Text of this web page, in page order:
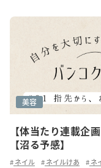
【体当たり連載企
【沼る予感】
美容
ネイル ネイルけあ ネ